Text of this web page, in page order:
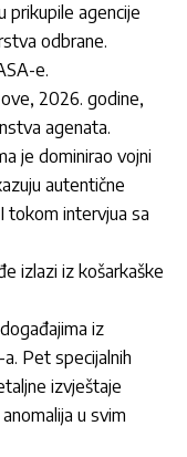
prikupile agencije
odbrane.
e.
2026. godine,
agenata.
je dominirao vojni
autentične
tokom intervjua sa
izlazi iz košarkaške
iz
Pet specijalnih
izvještaje
u svim